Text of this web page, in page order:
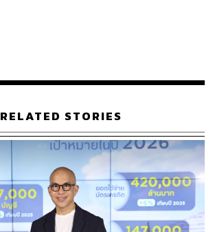
ABOUT THE AUTHOR
เกณิกา รวยธนพานิช
นักเขียนผู้ชื่นชอบการพูดคุยเรื่องวัฒนธรรม
อาหาร งานศิลปะ และการวิ่งมาราธอน
RELATED STORIES